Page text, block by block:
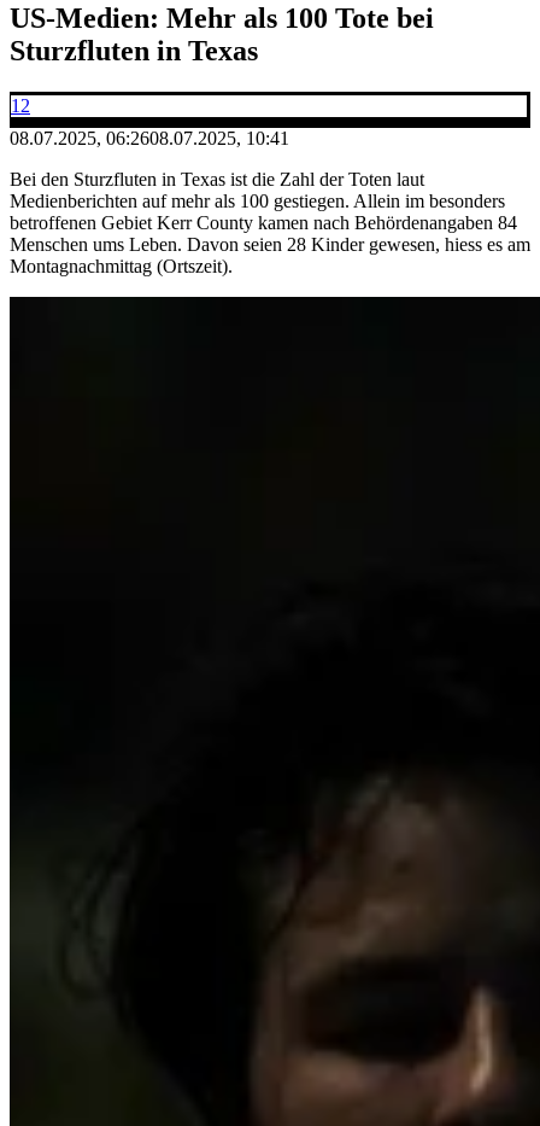
US-Medien: Mehr als 100 Tote bei
Sturzfluten in Texas
12
08.07.2025, 06:2608.07.2025, 10:41
Bei den Sturzfluten in Texas ist die Zahl der Toten laut
Medienberichten auf mehr als 100 gestiegen. Allein im besonders
betroffenen Gebiet Kerr County kamen nach Behördenangaben 84
Menschen ums Leben. Davon seien 28 Kinder gewesen, hiess es am
Montagnachmittag (Ortszeit).